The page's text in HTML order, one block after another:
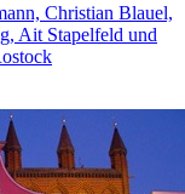
Christian Blauel,
Ait Stapelfeld und